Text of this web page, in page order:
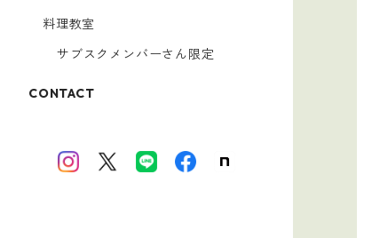
料理教室
サブスクメンバーさん限定
CONTACT